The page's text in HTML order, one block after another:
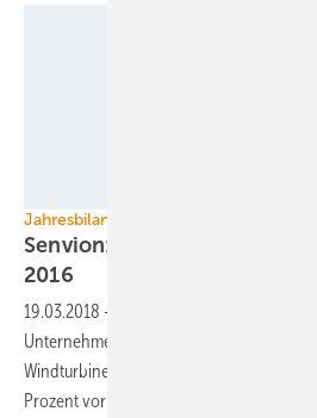
Jahresbilanz 2017
Senvion: 36 Prozent mehr
2016
19.03.2018 -
Unternehmensziele im vergangenen
Windturbinenhersteller meldete einen
Prozent vor dem Abzug von Steuern,